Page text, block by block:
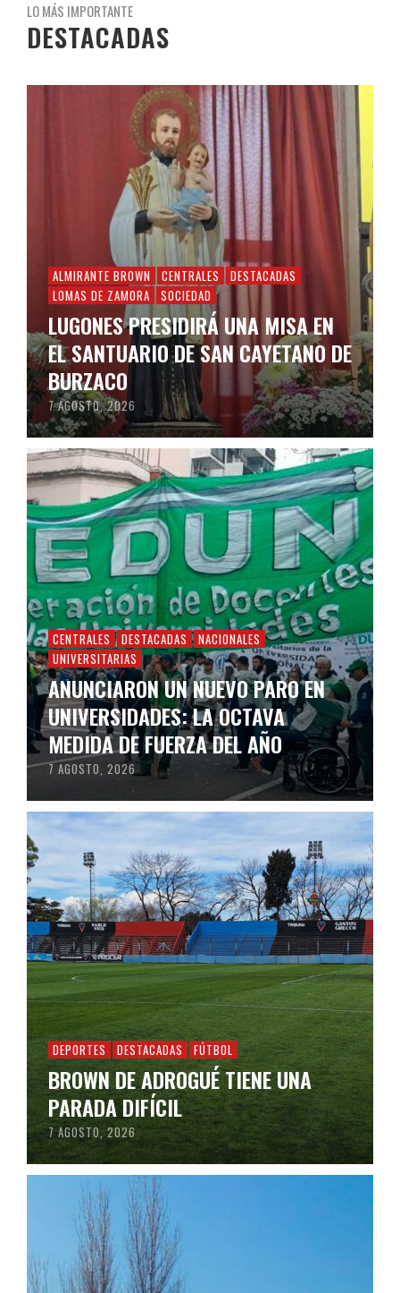
LO MÁS IMPORTANTE
DESTACADAS
ALMIRANTE BROWN CENTRALES
DESTACADAS
LOMAS DE ZAMORA
SOCIEDAD
LUGONES PRESIDIRÁ UNA MISA EN
EL SANTUARIO DE SAN CAYETANO DE
BURZACO
7 AGOSTO, 2026
CENTRALES DESTACADAS
NACIONALES
UNIVERSITARIAS
ANUNCIARON UN NUEVO PARO EN
UNIVERSIDADES: LA OCTAVA
MEDIDA DE FUERZA DEL AÑO
7 AGOSTO, 2026
DEPORTES DESTACADAS FÚTBOL
BROWN DE ADROGUÉ TIENE UNA
PARADA DIFÍCIL
7 AGOSTO, 2026